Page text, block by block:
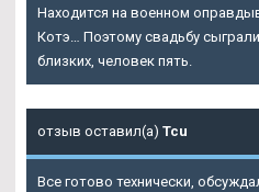
Находится на военном
Котэ… Поэтому свадьбу
близких, человек пять.
отзыв оставил(а) Tcu
Все готово технически,